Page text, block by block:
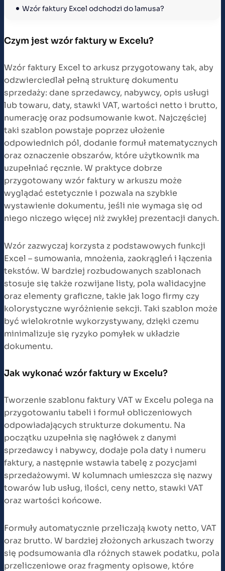
Wzór faktury Excel odchodzi do lamusa?
Czym jest wzór faktury w Excelu?
Wzór faktury Excel to arkusz przygotowany tak, aby
odzwierciedlał pełną strukturę dokumentu
sprzedaży: dane sprzedawcy, nabywcy, opis usługi
lub towaru, daty, stawki VAT, wartości netto i brutto,
numerację oraz podsumowanie kwot. Najczęściej
taki szablon powstaje poprzez ułożenie
odpowiednich pól, dodanie formuł matematycznych
oraz oznaczenie obszarów, które użytkownik ma
uzupełniać ręcznie. W praktyce dobrze
przygotowany wzór faktury w arkuszu może
wyglądać estetycznie i pozwala na szybkie
wystawienie dokumentu, jeśli nie wymaga się od
niego niczego więcej niż zwykłej prezentacji danych.
Wzór zazwyczaj korzysta z podstawowych funkcji
Excel – sumowania, mnożenia, zaokrągleń i łączenia
tekstów. W bardziej rozbudowanych szablonach
stosuje się także rozwijane listy, pola walidacyjne
oraz elementy graficzne, takie jak logo firmy czy
kolorystyczne wyróżnienie sekcji. Taki szablon może
być wielokrotnie wykorzystywany, dzięki czemu
minimalizuje się ryzyko pomyłek w układzie
dokumentu.
Jak wykonać wzór faktury w Excelu?
Tworzenie szablonu faktury VAT w Excelu polega na
przygotowaniu tabeli i formuł obliczeniowych
odpowiadających strukturze dokumentu. Na
początku uzupełnia się nagłówek z danymi
sprzedawcy i nabywcy, dodaje pola daty i numeru
faktury, a następnie wstawia tabelę z pozycjami
sprzedażowymi. W kolumnach umieszcza się nazwy
towarów lub usług, ilości, ceny netto, stawki VAT
oraz wartości końcowe.
Formuły automatycznie przeliczają kwoty netto, VAT
oraz brutto. W bardziej złożonych arkuszach tworzy
się podsumowania dla różnych stawek podatku, pola
przeliczeniowe oraz fragmenty opisowe, które